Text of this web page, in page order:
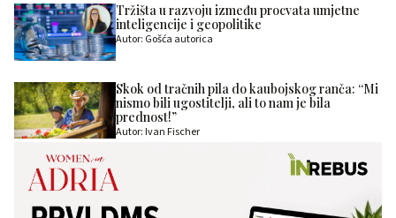
Tržišta u razvoju između procvata umjetne
inteligencije i geopolitike
Autor: Gošća autorica
Skok od tračnih pila do kaubojskog ranča: “Mi
nismo bili ugostitelji, ali to nam je bila
prednost!”
Autor: Ivan Fischer